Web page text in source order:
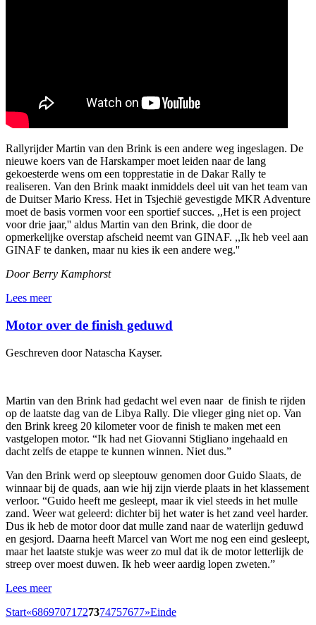
Rallyrijder Martin van den Brink is een andere weg ingeslagen. De
nieuwe koers van de Harskamper moet leiden naar de lang
gekoesterde wens om een topprestatie in de Dakar Rally te
realiseren. Van den Brink maakt inmiddels deel uit van het team van
de Duitser Mario Kress. Het in Tsjechië gevestigde MKR Adventure
moet de basis vormen voor een sportief succes. ,,Het is een project
voor drie jaar,'' aldus Martin van den Brink, die door de
opmerkelijke overstap afscheid neemt van GINAF. ,,Ik heb veel aan
GINAF te danken, maar nu kies ik een andere weg.''
Door Berry Kamphorst
Lees meer
Motor over de finish geduwd
Geschreven door Natascha Kayser.
Martin van den Brink had gedacht wel even naar de finish te rijden
op de laatste dag van de Libya Rally. Die vlieger ging niet op. Van
den Brink kreeg 20 kilometer voor de finish te maken met een
vastgelopen motor. “Ik had net Giovanni Stigliano ingehaald en
dacht zelfs de etappe te kunnen winnen. Niet dus.”
Van den Brink werd op sleeptouw genomen door Guido Slaats, de
winnaar bij de quads, aan wie hij zijn vierde plaats in het klassement
verloor. “Guido heeft me gesleept, maar ik viel steeds in het mulle
zand. Weer wat geleerd: dichter bij het water is het zand veel harder.
Dus ik heb de motor door dat mulle zand naar de waterlijn geduwd
en gesjord. Daarna heeft Marcel van Wort me nog een eind gesleept,
maar het laatste stukje was weer zo mul dat ik de motor letterlijk de
streep over moest duwen. Ik heb weer aardig lopen zweten.”
Lees meer
Start«68697071 727374757677»Einde